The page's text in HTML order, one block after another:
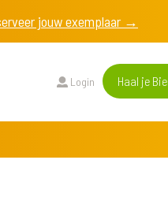
jouw exemplaar →
Login Haal je